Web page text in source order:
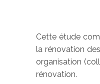
Cette étude
la rénovation
organisation
rénovation.